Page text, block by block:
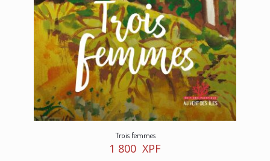
Trois femmes
1 800 XPF